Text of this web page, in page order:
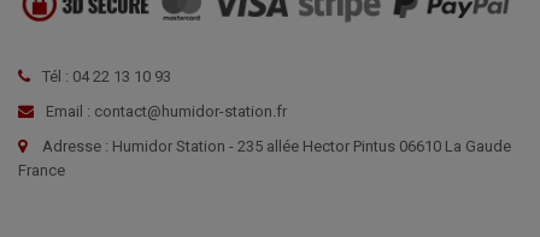
Tél : 04 22 13 10 93
Email : contact@humidor-station.fr
Adresse : Humidor Station - 235 allée Hector Pintus 06610 La Gaude
France